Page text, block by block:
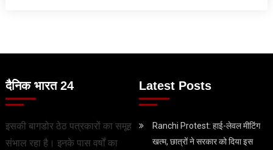
दैनिक भारत 24
इसकी बागडोर ठेठ पत्रकारों का समूह
संभाल रहा है। इनके पास वर्षों का
Latest Posts
Ranchi Protest: हाई-लेवल मीटिंग
खत्म, छात्रों ने सरकार को दिया इस